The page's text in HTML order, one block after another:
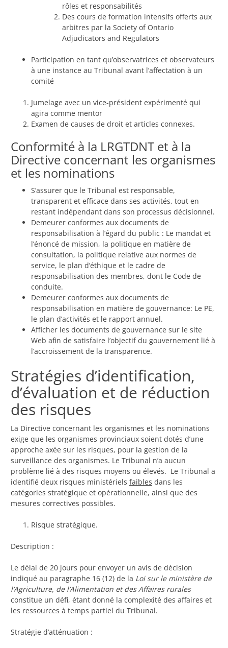
rôles et responsabilités
Des cours de formation intensifs offerts aux
arbitres par la Society of Ontario
Adjudicators and Regulators
Participation en tant qu’observatrices et observateurs
à une instance au Tribunal avant l’affectation à un
comité
Jumelage avec un vice-président expérimenté qui
agira comme mentor
Examen de causes de droit et articles connexes.
Conformité à la LRGTDNT et à la
Directive concernant les organismes
et les nominations
S’assurer que le Tribunal est responsable,
transparent et efficace dans ses activités, tout en
restant indépendant dans son processus décisionnel.
Demeurer conformes aux documents de
responsabilisation à l’égard du public : Le mandat et
l’énoncé de mission, la politique en matière de
consultation, la politique relative aux normes de
service, le plan d’éthique et le cadre de
responsabilisation des membres, dont le Code de
conduite.
Demeurer conformes aux documents de
responsabilisation en matière de gouvernance: Le PE,
le plan d’activités et le rapport annuel.
Afficher les documents de gouvernance sur le site
Web afin de satisfaire l’objectif du gouvernement lié à
l’accroissement de la transparence.
Stratégies d’identification,
d’évaluation et de réduction
des risques
La Directive concernant les organismes et les nominations
exige que les organismes provinciaux soient dotés d’une
approche axée sur les risques, pour la gestion de la
surveillance des organismes. Le Tribunal n’a aucun
problème lié à des risques moyens ou élevés. Le Tribunal a
identifié deux risques ministériels faibles dans les
catégories stratégique et opérationnelle, ainsi que des
mesures correctives possibles.
Risque stratégique.
Description :
Le délai de 20 jours pour envoyer un avis de décision
indiqué au paragraphe 16 (12) de la Loi sur le ministère de
l’Agriculture, de l’Alimentation et des Affaires rurales
constitue un défi, étant donné la complexité des affaires et
les ressources à temps partiel du Tribunal.
Stratégie d’atténuation :